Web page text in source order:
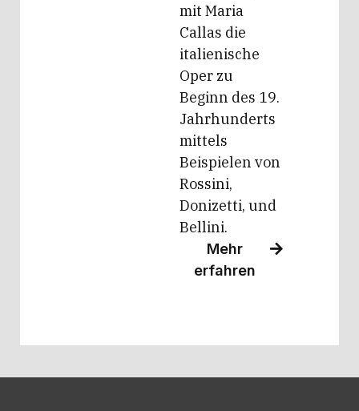
mit Maria
Callas die
italienische
Oper zu
Beginn des 19.
Jahrhunderts
mittels
Beispielen von
Rossini,
Donizetti, und
Bellini.
Mehr
erfahren